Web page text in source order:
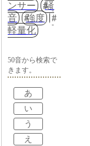
ンサー
騒
音
強度
軽量化
50音から検索で
きます。
あ
い
う
え